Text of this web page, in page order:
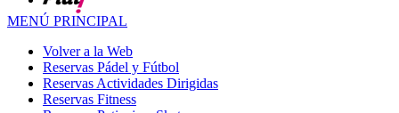
MENÚ PRINCIPAL
Volver a la Web
Reservas Pádel y Fútbol
Reservas Actividades Dirigidas
Reservas Fitness